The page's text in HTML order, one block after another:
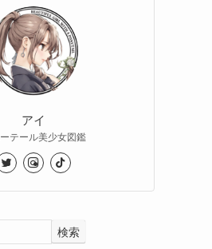
アイ
テール美少女図鑑
検索